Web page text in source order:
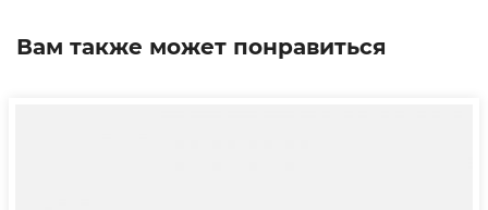
Вам также может понравиться